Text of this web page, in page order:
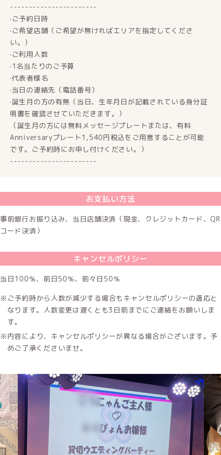
-----------------------
·ご予約日時
·ご希望店舗（ご希望が無ければエリアを指定してくださ
い。）
·ご利用人数
·1名当たりのご予算
·代表者様名
·当日の連絡先（電話番号）
·誕生月の方の有無（当日、生年月日が記載されている身分証
明書を確認させていただきます。）
（誕生月の方には無料メッセージプレートまたは、有料
Anniversaryプレート1,540円税込をご用意することが可能
です。ご予約時にお申し付けください。）
-----------------------
お支払い方法
事前銀行お振り込み、当日店舗決済（現金、クレジットカード、QR
コード決済）
キャンセルポリシー
当日100％、前日50％、前々日50％
ご予約時から人数が減少する場合もキャンセルポリシーの適応と
なります。人数変更は遅くとも3日前までにご連絡をお願いしま
す。
内容により、キャンセルポリシーが異なる場合がございます。予
めご了承くださいませ。